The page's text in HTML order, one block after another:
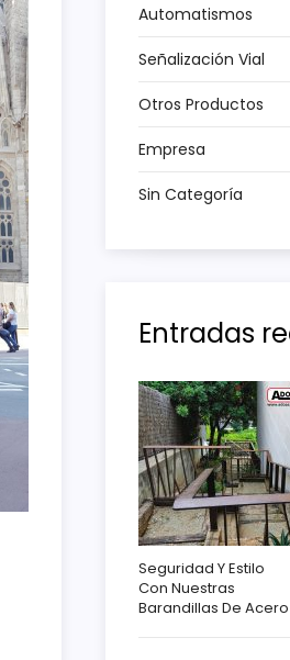
Automatismos
Señalización Vial
Otros Productos
Empresa
Sin Categoría
Entradas
Seguridad Y Estilo
Con Nuestras
Barandillas De Acero